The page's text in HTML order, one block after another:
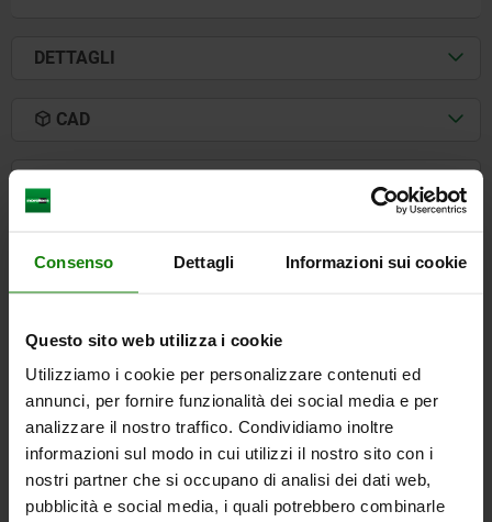
Consenso Dettagli Informazioni sui cookie
Questo sito web utilizza i cookie
Utilizziamo i cookie per personalizzare contenuti ed
annunci, per fornire funzionalità dei social media e per
analizzare il nostro traffico. Condividiamo inoltre
informazioni sul modo in cui utilizzi il nostro sito con i
nostri partner che si occupano di analisi dei dati web,
pubblicità e social media, i quali potrebbero combinarle
DETTAGLI
CAD
anche
NUOVO 26320